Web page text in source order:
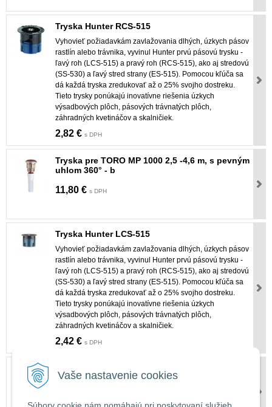
Vaše nastavenie cookies
Tryska Hunter RCS-515
Vyhovieť požiadavkám zavlažovania dlhých, úzkych pásov
rastlín alebo trávnika, vyvinul Hunter prvú pásovú trysku -
ľavý roh (LCS-515) a pravý roh (RCS-515), ako aj stredovú
(SS-530) a ľavý stred strany (ES-515). Pomocou kľúča sa
dá každá tryska zredukovať až o 25% svojho dostreku.
Tieto trysky ponúkajú inovatívne riešenia úzkych
výsadbových plôch, pásových trávnatých plôch,
záhradných kvetináčov a skalničiek.
2,82 € s DPH
Tryska pre TORO MP 1000 2,5 -4,6 m, s pevným
uhlom 360° - b
11,80 € s DPH
Tryska Hunter LCS-515
Vyhovieť požiadavkám zavlažovania dlhých, úzkych pásov
rastlín alebo trávnika, vyvinul Hunter prvú pásovú trysku -
ľavý roh (LCS-515) a pravý roh (RCS-515), ako aj stredovú
(SS-530) a ľavý stred strany (ES-515). Pomocou kľúča sa
dá každá tryska zredukovať až o 25% svojho dostreku.
Tieto trysky ponúkajú inovatívne riešenia úzkych
výsadbových plôch, pásových trávnatých plôch,
záhradných kvetináčov a skalničiek.
2,42 € s DPH
uhlom 90 - 210°